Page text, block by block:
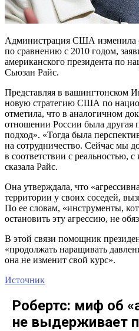
Администрация США изменила
по сравнению с 2010 годом,
американского президента по
Сьюзан Райс.
Представляя в вашингтонском
новую стратегию США по
отметила, что в аналогичном
отношении России была другая
подход». «Тогда была
на сотрудничество. Сейчас мы
в соответствии с реальностью,
сказала Райс.
Она утверждала, что
территории у своих соседей,
По ее словам, «инструменты,
остановить эту агрессию, не
В этой связи помощник
«продолжать наращивать
она не изменит свой курс».
Источник
Робертс: миф об
не выдерживает